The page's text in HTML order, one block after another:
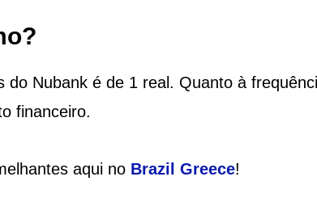
Nubank é de 1 real. Quanto à
financeiro.
aqui no Brazil Greece!